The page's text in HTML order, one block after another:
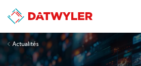
Actualités